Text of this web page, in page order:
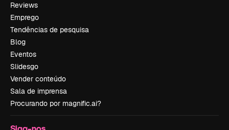
Reviews
Emprego
Tendências de pesquisa
Blog
Eventos
Slidesgo
Vender conteúdo
Sala de imprensa
Procurando por magnific.ai?